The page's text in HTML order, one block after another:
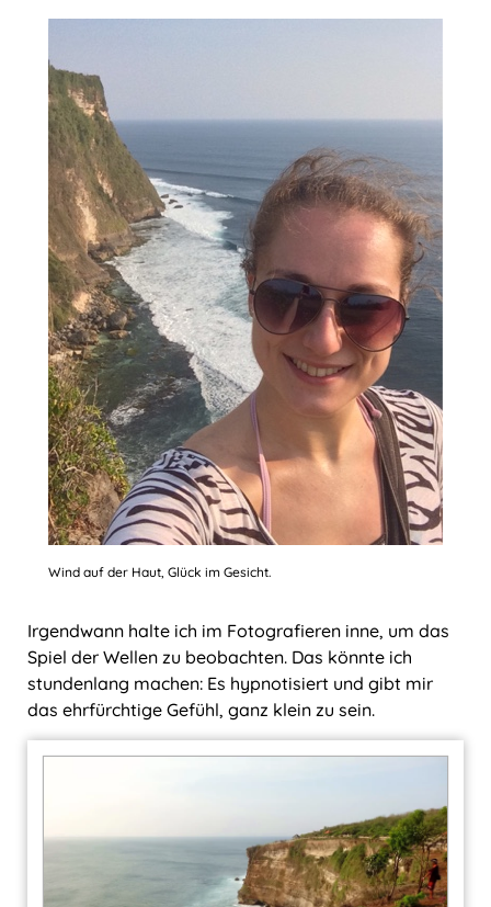
Wind auf der Haut, Glück im Gesicht.
Irgendwann halte ich im Fotografieren inne, um das
Spiel der Wellen zu beobachten. Das könnte ich
stundenlang machen: Es hypnotisiert und gibt mir
das ehrfürchtige Gefühl, ganz klein zu sein.